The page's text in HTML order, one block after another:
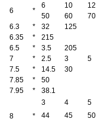
6
*
6 10 12
50
60 70
6.3
* 32
125
6.35
*
215
6.5
* 3.5
205
7
* 2.5 3 5
7.5
* 14.5
30
7.85
*
50
7.95
* 38.1
8 *
3 4 5
44
45 50